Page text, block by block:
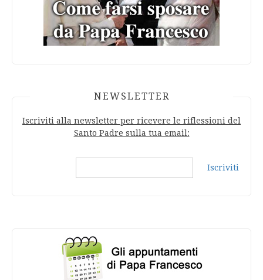
NEWSLETTER
Iscriviti alla newsletter per ricevere le riflessioni del
Santo Padre sulla tua email:
Iscriviti